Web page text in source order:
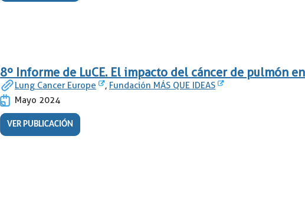
8º Informe de LuCE. El impacto del cáncer de pulmón
Lung Cancer Europe , Fundación MÁS QUE IDEAS
Mayo 2024
VER PUBLICACIÓN